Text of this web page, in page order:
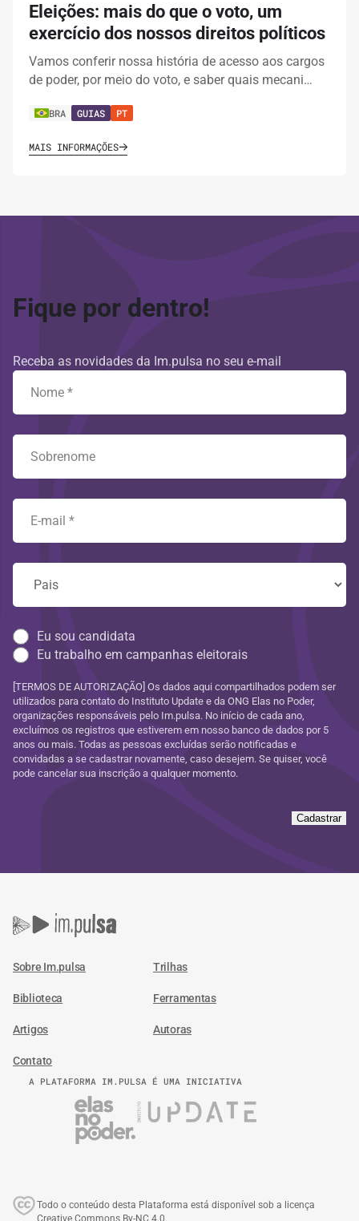
Eleições: mais do que o voto, um
exercício dos nossos direitos políticos
Vamos conferir nossa história de acesso aos cargos
de poder, por meio do voto, e saber quais mecani…
BRA GUIAS PT
MAIS INFORMAÇÕES
Fique por dentro!
Receba as novidades da Im.pulsa no seu e-mail
Eu sou candidata
Eu trabalho em campanhas eleitorais
[TERMOS DE AUTORIZAÇÃO] Os dados aqui compartilhados podem ser
utilizados para contato do Instituto Update e da ONG Elas no Poder,
organizações responsáveis pelo Im.pulsa. No início de cada ano,
excluímos os registros que estiverem em nosso banco de dados por 5
anos ou mais. Todas as pessoas excluídas serão notificadas e
convidadas a se cadastrar novamente, caso desejem. Se quiser, você
pode cancelar sua inscrição a qualquer momento.
Cadastrar
Sobre Im.pulsa Trilhas
Biblioteca Ferramentas
Artigos Autoras
Contato
A PLATAFORMA IM.PULSA É UMA INICIATIVA
Todo o conteúdo desta Plataforma está disponível sob a licença
Creative Commons By-NC 4.0.